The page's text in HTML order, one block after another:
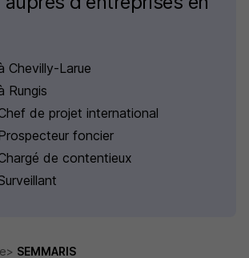
Chevilly-Larue
Rungis
de projet international
foncier
de contentieux
SEMMARIS